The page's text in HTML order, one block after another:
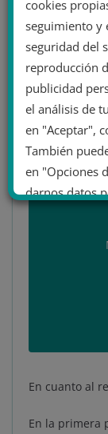
El
En cuanto al
En la primera
cookies
seguimiento y
seguridad del
reproducción
publicidad
el análisis de
en "Aceptar",
También
en "Opciones
darnos datos
último,